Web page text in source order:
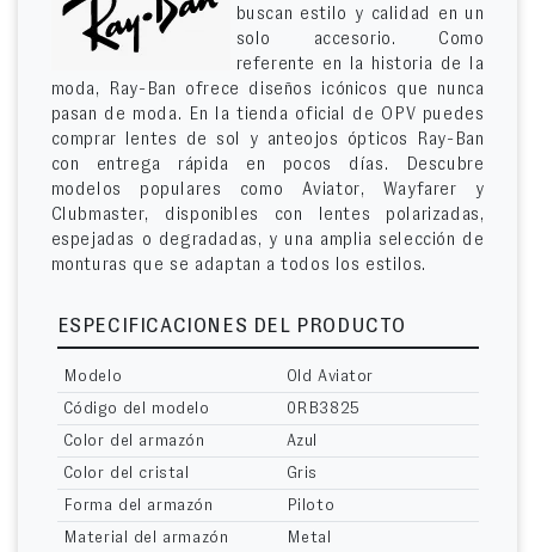
buscan estilo y calidad en un
solo accesorio. Como
referente en la historia de la
moda, Ray-Ban ofrece diseños icónicos que nunca
pasan de moda. En la tienda oficial de OPV puedes
comprar lentes de sol y anteojos ópticos Ray-Ban
con entrega rápida en pocos días. Descubre
modelos populares como Aviator, Wayfarer y
Clubmaster, disponibles con lentes polarizadas,
espejadas o degradadas, y una amplia selección de
monturas que se adaptan a todos los estilos.
ESPECIFICACIONES DEL PRODUCTO
Modelo
Old Aviator
Código del modelo
0RB3825
Color del armazón
Azul
Color del cristal
Gris
Forma del armazón
Piloto
Material del armazón
Metal